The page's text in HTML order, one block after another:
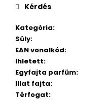
Kategória:
Súly:
EAN vonalkód:
Ihletett:
Egyfajta parfüm:
Illat fajta:
Térfogat:
Kérdés